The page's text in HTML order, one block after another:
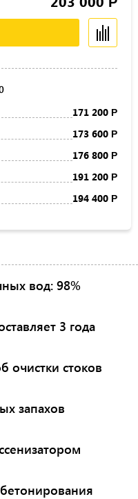
171 200 Р
173 600 Р
176 800 Р
191 200 Р
194 400 Р
вод: 98%
3 года
очистки стоков
запахов